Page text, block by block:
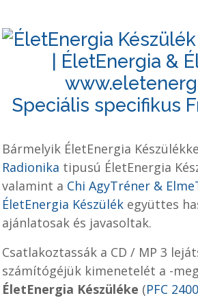
Speciális specifikus
Bármelyik ÉletEnergia Készülék
Radionika tipusú ÉletEnergia
valamint a Chi AgyTréner &
ÉletEnergia Készülék együttes
ajánlatosak és javasoltak.
Csatlakoztassák a CD / MP 3
számítógéjük kimenetelét a -
ÉletEnergia Készüléke (PFC 2400